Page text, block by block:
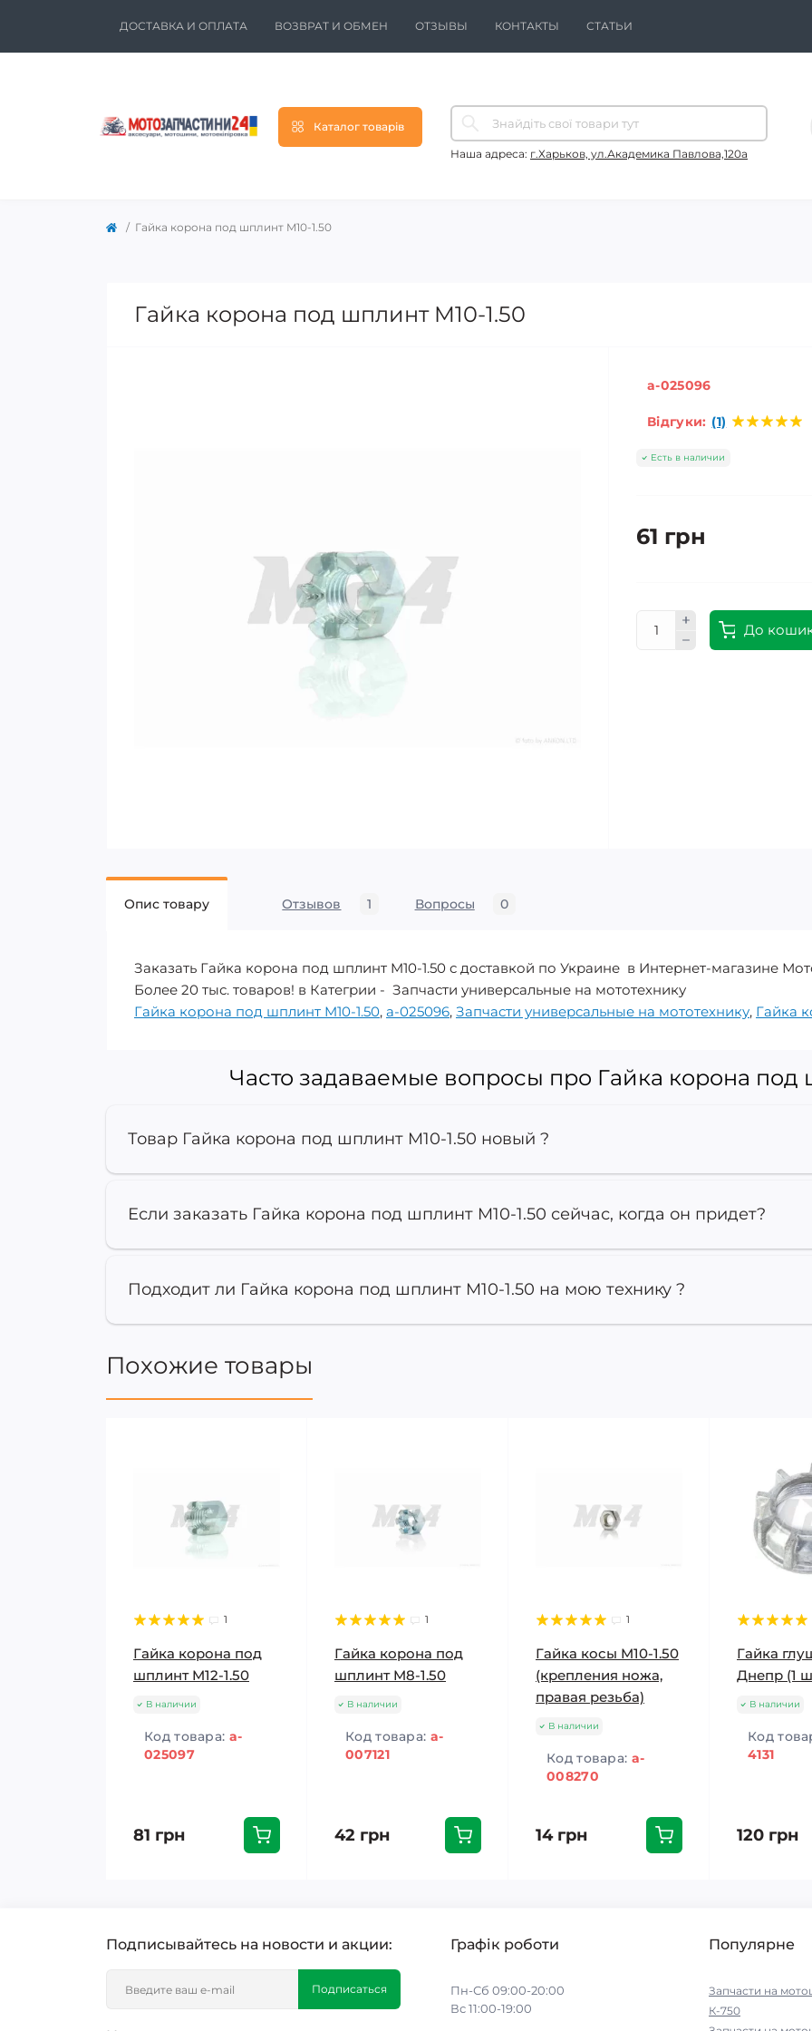
ДОСТАВКА И ОПЛАТА ВОЗВРАТ И ОБМЕН ОТЗЫВЫ КОНТАКТЫ СТАТЬИ
Каталог товарів
Наша адреса: г.Харьков, ул.Академика Павлова,120а
Гайка корона под шплинт M10-1.50
Гайка корона под шплинт M10-1.50
a-025096
Відгуки: (1)
Есть в наличии
61 грн
До
Опис товару Отзывов 1 Вопросы 0
Заказать Гайка корона под шплинт M10-1.50 с доставкой по Украине в Интернет-магазине
Более 20 тыс. товаров! в Категрии - Запчасти универсальные на мототехнику
Гайка корона под шплинт M10-1.50, a-025096, Запчасти универсальные на мототехнику, Гайка
Часто задаваемые вопросы про Гайка корона под
Товар Гайка корона под шплинт M10-1.50 новый ?
Если заказать Гайка корона под шплинт M10-1.50 сейчас, когда он придет?
Подходит ли Гайка корона под шплинт M10-1.50 на мою технику ?
Похожие товары
1
Гайка корона под
шплинт M12-1.50
В наличии
Код товара: a-
025097
81 грн
1
Гайка корона под
шплинт M8-1.50
В наличии
Код товара: a-
007121
42 грн
1
Гайка косы M10-1.50
(крепления ножа,
правая резьба)
В наличии
Код товара: a-
008270
14 грн
Гайка
Днепр (1
В наличии
Код
4131
120 грн
Подписывайтесь на новости и акции:
Подписаться
Графік роботи
Пн-Сб 09:00-20:00
Вс 11:00-19:00
Популярне
Запчасти на
К-750